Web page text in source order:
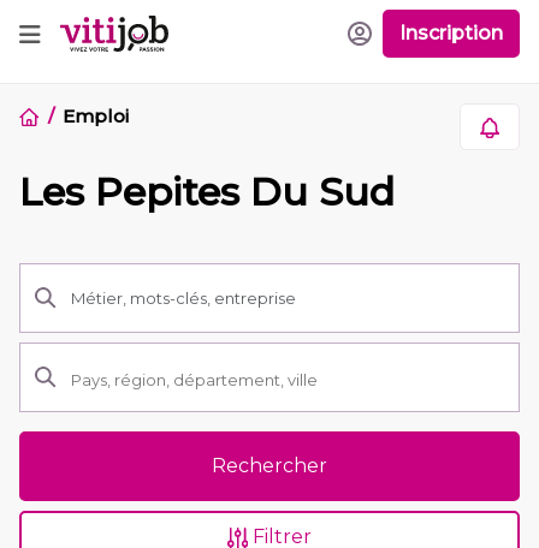
Inscription
Emploi
Les Pepites Du Sud
Rechercher
Filtrer